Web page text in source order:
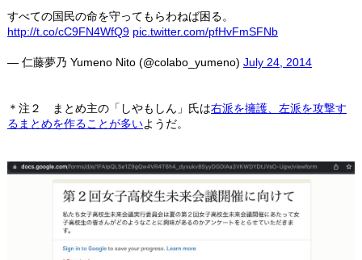
すべての国民の命を守ってもらわねば困る。
http://t.co/cC9FN4WfQ9 pic.twitter.com/pfHvFmSFNb
— 仁藤夢乃 Yumeno Nito (@colabo_yumeno) July 24, 2014
＊注２ まとめ主の「しやもしん」氏は右派を擁護、左派を攻撃す
るまとめを作ることが多いようだ。